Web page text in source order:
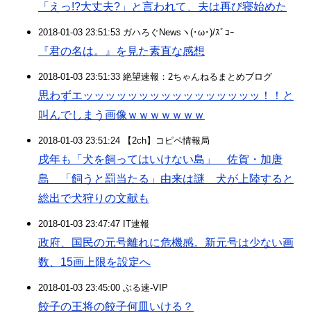
「えっ!?大丈夫?」と言われて、夫は再び寝始めた
2018-01-03 23:51:53 ガハろぐNewsヽ(･ω･)/ｽﾞｺｰ
『君の名は。』を見た素直な感想
2018-01-03 23:51:33 絶望速報：2ちゃんねるまとめブログ
思わずエッッッッッッッッッッッッッッッッ！！と
叫んでしまう画像ｗｗｗｗｗｗｗ
2018-01-03 23:51:24 【2ch】コピペ情報局
戌年も「犬を飼ってはいけない島」 佐賀・加唐
島 「飼うと罰当たる」由来は謎 犬が上陸すると
総出で犬狩りの文献も
2018-01-03 23:47:47 IT速報
政府、国民の元号離れに危機感。新元号は少ない画
数、15画上限を設定へ
2018-01-03 23:45:00 ぶる速-VIP
餃子の王将の餃子何皿いける？